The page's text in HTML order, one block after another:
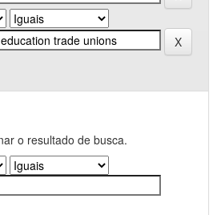
o resultado de busca.